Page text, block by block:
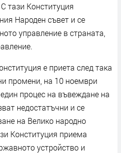
тази Конституция
Народен съвет и се
управление в страната,
е приета след така
промени, на 10 ноември
процес на въвеждане на
недостатъчни и се
на Велико народно
Конституция приема
устройство и